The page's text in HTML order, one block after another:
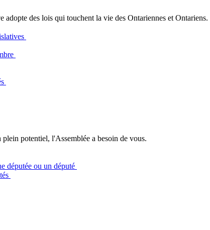
adopte des lois qui touchent la vie des Ontariennes et Ontariens.
potentiel, l'Assemblée a besoin de vous.
députée ou un député